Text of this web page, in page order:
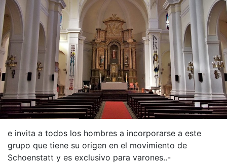
e invita a todos los hombres a incorporarse a este
grupo que tiene su origen en el movimiento de
Schoenstatt y es exclusivo para varones..-